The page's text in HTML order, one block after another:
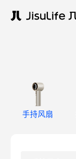
手持风扇